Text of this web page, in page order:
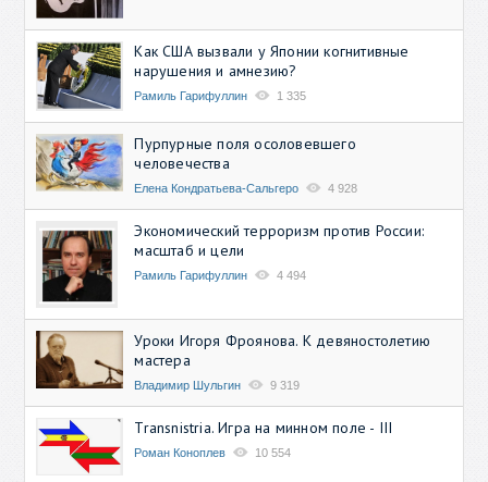
Как США вызвали у Японии когнитивные
нарушения и амнезию?
Рамиль Гарифуллин 1 335
Пурпурные поля осоловевшего
человечества
Елена Кондратьева-Сальгеро 4 928
Экономический терроризм против России:
масштаб и цели
Рамиль Гарифуллин 4 494
Уроки Игоря Фроянова. К девяностолетию
мастера
Владимир Шульгин 9 319
Transnistria. Игра на минном поле - III
Роман Коноплев 10 554